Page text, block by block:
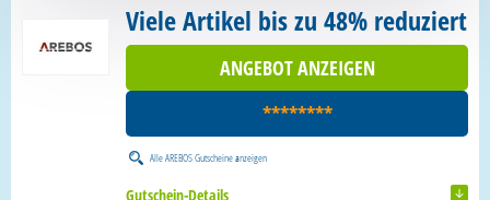
Viele Artikel bis zu 48% reduziert
ANGEBOT ANZEIGEN
********
AlleAREBOS Gutscheineanzeigen
Gutschein-Details